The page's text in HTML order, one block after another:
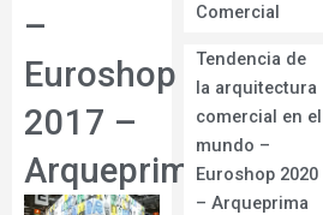
–
Euroshop
2017 –
Arqueprima
Comercial
Tendencia de
la arquitectura
comercial en el
mundo –
Euroshop 2020
– Arqueprima